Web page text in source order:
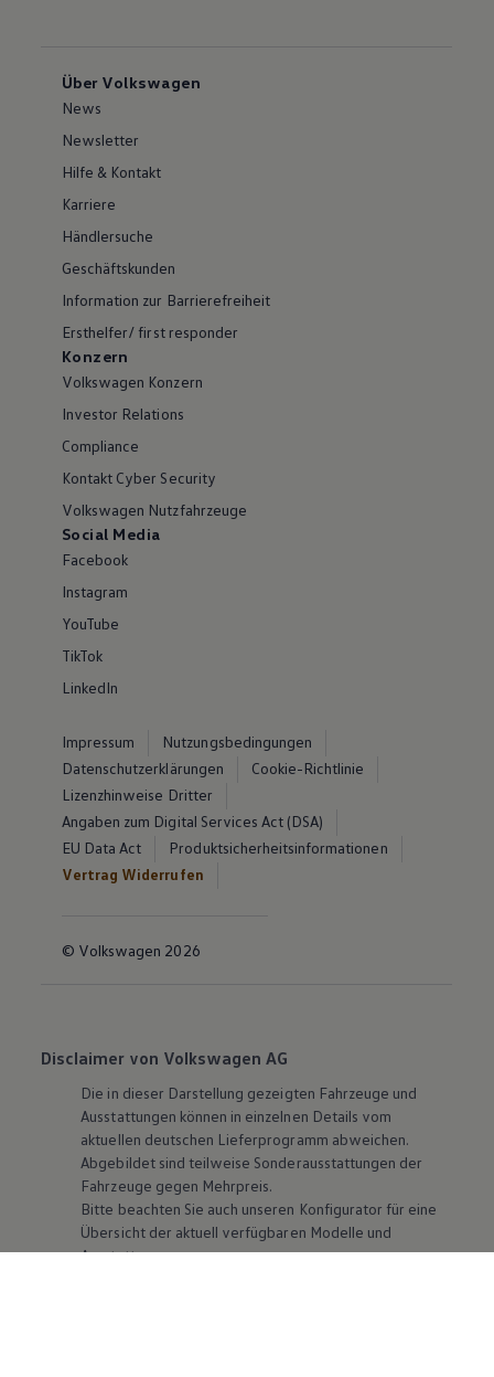
Über Volkswagen
News
Newsletter
Hilfe & Kontakt
Karriere
Händlersuche
Geschäftskunden
Information zur Barrierefreiheit
Ersthelfer/ first responder
Konzern
Volkswagen Konzern
Investor Relations
Compliance
Kontakt Cyber Security
Volkswagen Nutzfahrzeuge
Social Media
Facebook
Instagram
YouTube
TikTok
LinkedIn
Impressum
Nutzungsbedingungen
Datenschutzerklärungen
Cookie-Richtlinie
Lizenzhinweise Dritter
Angaben zum Digital Services Act (DSA)
EU Data Act
Produktsicherheitsinformationen
Vertrag Widerrufen
© Volkswagen 2026
Disclaimer von Volkswagen AG
Die in dieser Darstellung gezeigten Fahrzeuge und
Ausstattungen können in einzelnen Details vom
aktuellen deutschen Lieferprogramm abweichen.
Abgebildet sind teilweise Sonderausstattungen der
Fahrzeuge gegen Mehrpreis.
Bitte beachten Sie auch unseren Konfigurator für eine
Übersicht der aktuell verfügbaren Modelle und
Ausstattungen.